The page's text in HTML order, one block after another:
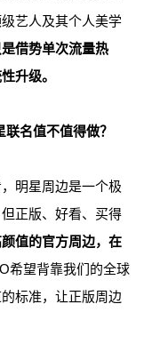
艺人及其个人美学
借势单次流量热
升级。
名值不值得做？
明星周边是一个极
正版、好看、买得
值的官方周边，在
希望背靠我们的全球
标准，让正版周边